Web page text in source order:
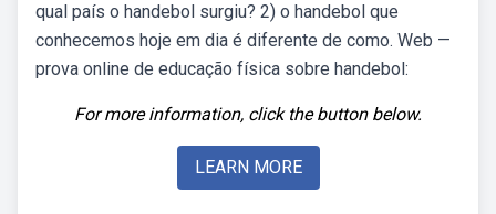
qual país o handebol surgiu? 2) o handebol que
conhecemos hoje em dia é diferente de como. Web —
prova online de educação física sobre handebol:
For more information, click the button below.
LEARN MORE